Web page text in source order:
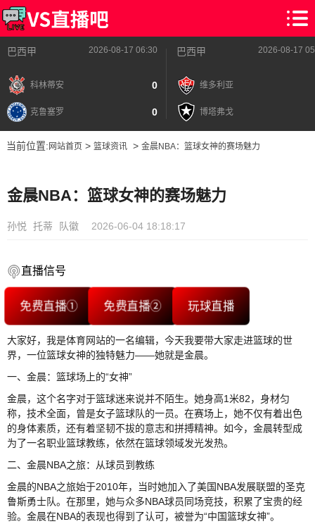
巴西甲 2026-08-17 06:30
科林蒂安 0
克鲁塞罗 0
巴西甲 2026-08-17
维多利亚
博塔弗戈
当前位置: 网站首页> 篮球资讯> 金晨NBA：篮球女神的赛场魅力
金晨NBA：篮球女神的赛场魅力
孙悦 托蒂 队徽 2026-06-04 18:18:17
直播信号
免费直播① 免费直播② 玩球直播
大家好，我是体育网站的一名编辑，今天我要带大家走进篮球的世
界，一位篮球女神的独特魅力——她就是金晨。
一、金晨：篮球场上的“女神”
金晨，这个名字对于篮球迷来说并不陌生。她身高1米82，身材匀
称，技术全面，曾是女子篮球队的一员。在赛场上，她不仅有着出色
的身体素质，还有着坚韧不拔的意志和拼搏精神。如今，金晨转型成
为了一名职业篮球教练，依然在篮球领域发光发热。
二、金晨NBA之旅：从球员到教练
金晨的NBA之旅始于2010年，当时她加入了美国NBA发展联盟的圣克
鲁斯勇士队。在那里，她与众多NBA球员同场竞技，积累了宝贵的经
验。金晨在NBA的表现也得到了认可，被誉为“中国篮球女神”。